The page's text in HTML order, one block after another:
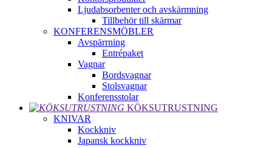
Ljudabsorbenter och avskärmning
Tillbehör till skärmar
KONFERENSMÖBLER
Avspärrning
Entrépaket
Vagnar
Bordsvagnar
Stolsvagnar
Konferensstolar
KÖKSUTRUSTNING
KNIVAR
Kockkniv
Japansk kockkniv